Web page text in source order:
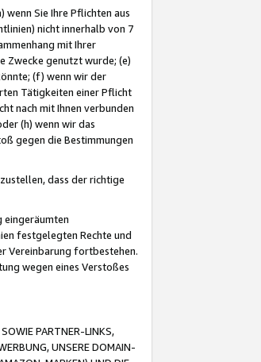
Sie Ihre Pflichten aus
nicht innerhalb von 7
mit Ihrer
Zwecke genutzt wurde; (e)
(f) wenn wir der
Tätigkeiten einer Pflicht
nach mit Ihnen verbunden
(h) wenn wir das
gegen die Bestimmungen
dass der richtige
eingeräumten
festgelegten Rechte und
Vereinbarung fortbestehen.
wegen eines Verstoßes
PARTNER-LINKS,
UNSERE DOMAIN-